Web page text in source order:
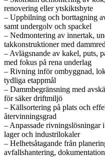
renovering eller ytskiktsbyte
– Uppbilning och borttagning
samt undergolv och spackel
– Nedmontering av innertak,
takkonstruktioner med
– Avlägsnande av kakel, puts,
med fokus på rena underlag
– Rivning inför ombyggnad,
tydliga etappmål
– Dammbegränsning med
för säker driftmiljö
– Källsortering på plats och
återvinningsgrad
– Anpassade rivningslösningar
lager och industrilokaler
– Helhetsåtagande från
avfallshantering,